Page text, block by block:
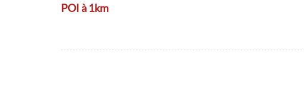
POI à 1km